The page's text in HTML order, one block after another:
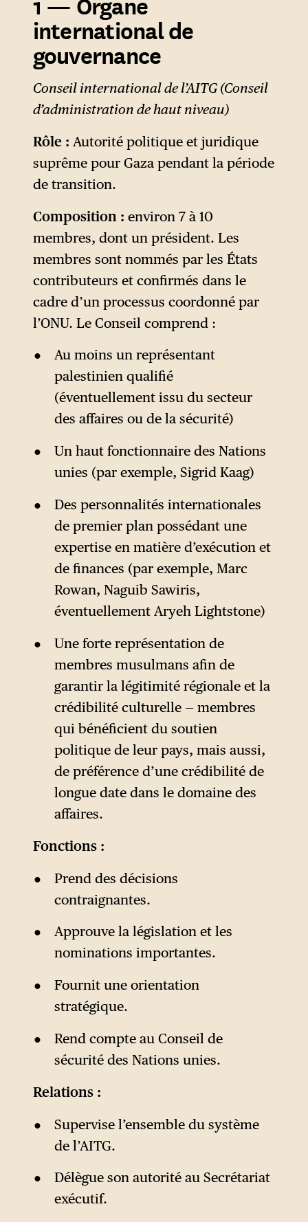
international de
gouvernance
Conseil international de l’AITG (Conseil
d’administration de haut niveau)
Rôle : Autorité politique et juridique
suprême pour Gaza pendant la période
de transition.
Composition : environ 7 à 10
membres, dont un président. Les
membres sont nommés par les États
contributeurs et confirmés dans le
cadre d’un processus coordonné par
l’ONU. Le Conseil comprend :
Au moins un représentant
palestinien qualifié
(éventuellement issu du secteur
des affaires ou de la sécurité)
Un haut fonctionnaire des Nations
unies (par exemple, Sigrid Kaag)
Des personnalités internationales
de premier plan possédant une
expertise en matière d’exécution et
de finances (par exemple, Marc
Rowan, Naguib Sawiris,
éventuellement Aryeh Lightstone)
Une forte représentation de
membres musulmans afin de
garantir la légitimité régionale et la
crédibilité culturelle — membres
qui bénéficient du soutien
politique de leur pays, mais aussi,
de préférence d’une crédibilité de
longue date dans le domaine des
affaires.
Fonctions :
Prend des décisions
contraignantes.
Approuve la législation et les
nominations importantes.
Fournit une orientation
stratégique.
Rend compte au Conseil de
sécurité des Nations unies.
Relations :
Supervise l’ensemble du système
de l’AITG.
Délègue son autorité au Secrétariat
exécutif.